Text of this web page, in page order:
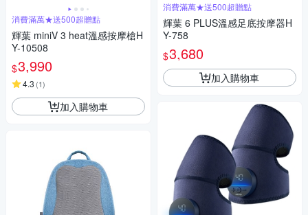
消費滿萬★送500超贈點
輝葉 miniV 3 heat溫感按摩槍H
Y-10508
$3,990
4.3 (1)
加入購物車
消費滿萬★送500超贈點
輝葉 6 PLUS溫感足底按摩器H
Y-758
$3,680
加入購物車